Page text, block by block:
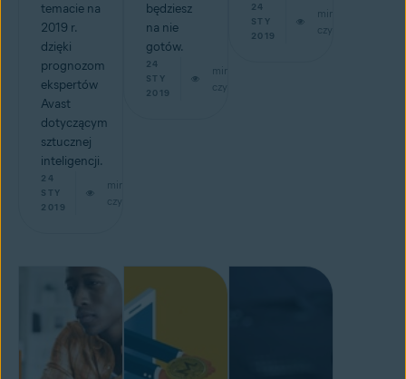
temacie na
2019 r.
dzięki
prognozom
ekspertów
Avast
dotyczącym
sztucznej
inteligencji.
24
STY
2019
min
czytaj
będziesz
na nie
gotów.
24
STY
2019
min
czytaj
24
STY
2019
min
czytaj